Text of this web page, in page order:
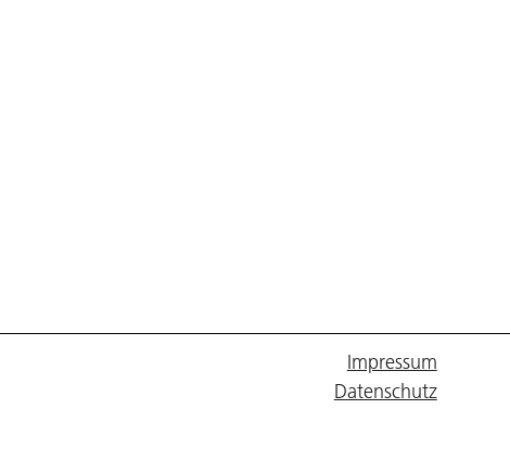
Impressum
Datenschutz